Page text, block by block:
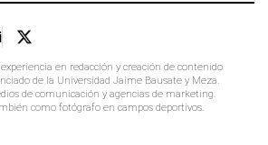
en redacción y creación de contenido
de la Universidad Jaime Bausate y Meza.
de comunicación y agencias de marketing.
como fotógrafo en campos deportivos.